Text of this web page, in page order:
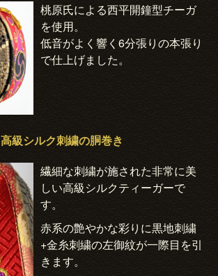
桃原氏による西平開鐘型チーガ
を使用。
低音がよく響く6分張りの本張り
で仕上げました。
高級シルク刺繍の胴巻き
繊細な刺繍が施された非常に美
しい高級シルクティーガーで
す。
赤系の艶やかな彩りに黒地刺繍
+金糸刺繍の左御紋が一際目を引
きます。